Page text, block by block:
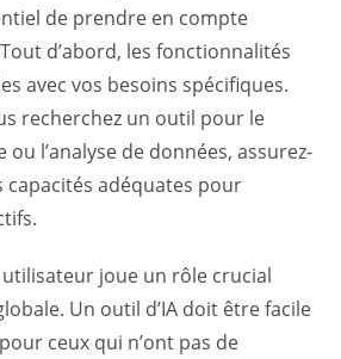
de prendre en compte
d’abord, les fonctionnalités
avec vos besoins spécifiques.
recherchez un outil pour le
l’analyse de données, assurez-
capacités adéquates pour
utilisateur joue un rôle crucial
Un outil d’IA doit être facile
ceux qui n’ont pas de